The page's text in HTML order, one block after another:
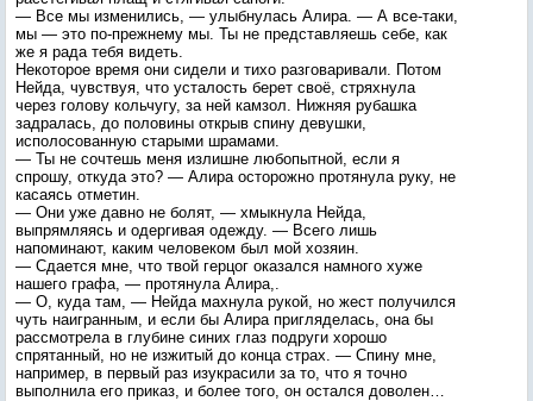
— Все мы изменились, — улыбнулась Алира. — А все-таки,
мы — это по-прежнему мы. Ты не представляешь себе, как
же я рада тебя видеть.
Некоторое время они сидели и тихо разговаривали. Потом
Нейда, чувствуя, что усталость берет своё, стряхнула
через голову кольчугу, за ней камзол. Нижняя рубашка
задралась, до половины открыв спину девушки,
исполосованную старыми шрамами.
— Ты не сочтешь меня излишне любопытной, если я
спрошу, откуда это? — Алира осторожно протянула руку, не
касаясь отметин.
— Они уже давно не болят, — хмыкнула Нейда,
выпрямляясь и одергивая одежду. — Всего лишь
напоминают, каким человеком был мой хозяин.
— Сдается мне, что твой герцог оказался намного хуже
нашего графа, — протянула Алира,.
— О, куда там, — Нейда махнула рукой, но жест получился
чуть наигранным, и если бы Алира пригляделась, она бы
рассмотрела в глубине синих глаз подруги хорошо
спрятанный, но не изжитый до конца страх. — Спину мне,
например, в первый раз изукрасили за то, что я точно
выполнила его приказ, и более того, он остался доволен…